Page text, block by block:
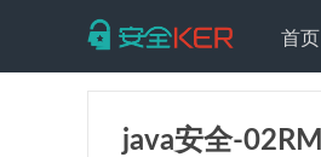
首页
java安全-02RMI